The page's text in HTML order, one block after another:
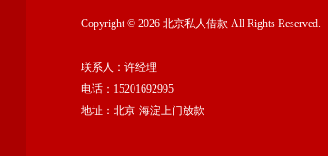
Copyright © 2026 北京私人借款 All Rights Reserved.
联系人：许经理
电话：15201692995
地址：北京-海淀上门放款